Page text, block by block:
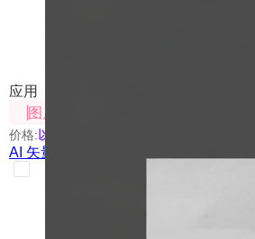
应用
图片处理
价格: 以具体使用的模型为准
AI 矢量图生成